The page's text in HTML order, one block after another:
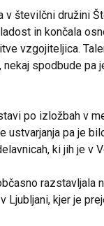
v številčni družini
in končala
vzgojiteljica.
nekaj spodbude
po izložbah v
ustvarjanja pa je
ki jih je v
razstavljala
Ljubljani, kjer je